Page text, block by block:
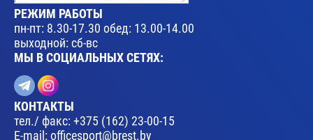
РЕЖИМ РАБОТЫ
пн-пт: 8.30-17.30 обед: 13.00-14.00
выходной: сб-вс
МЫ В СОЦИАЛЬНЫХ СЕТЯХ:
КОНТАКТЫ
тел./ факс: +375 (162) 23-00-15
E-mail: officesport@brest.by